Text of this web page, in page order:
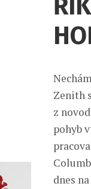
Zenith
z
pohyb
dnes